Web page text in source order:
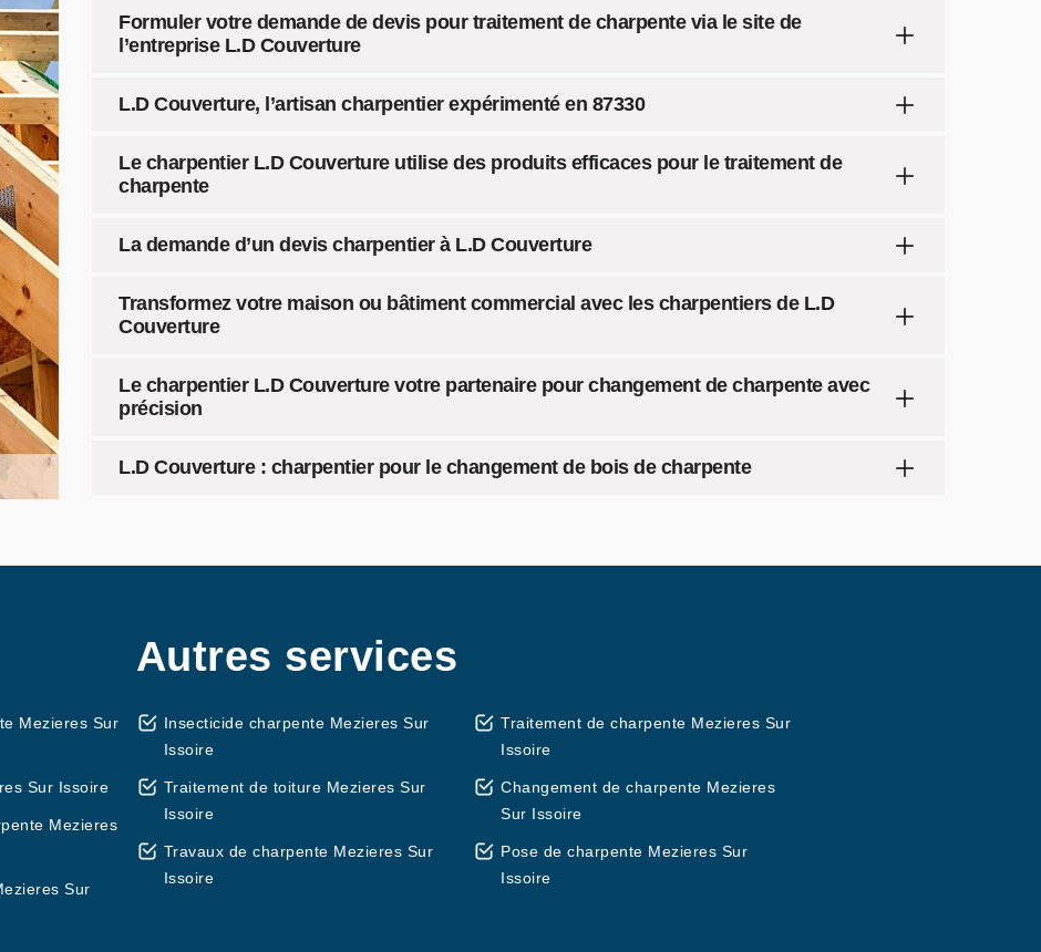
Formuler votre demande de devis pour traitement de charpente via le site de
l’entreprise L.D Couverture
L.D Couverture, l’artisan charpentier expérimenté en 87330
Le charpentier L.D Couverture utilise des produits efficaces pour le traitement de
charpente
La demande d’un devis charpentier à L.D Couverture
Transformez votre maison ou bâtiment commercial avec les charpentiers de L.D
Couverture
Le charpentier L.D Couverture votre partenaire pour changement de charpente avec
précision
L.D Couverture : charpentier pour le changement de bois de charpente
Autres services
Mezieres Sur
Sur Issoire
Mezieres
Sur
Insecticide charpente Mezieres Sur
Issoire
Traitement de toiture Mezieres Sur
Issoire
Travaux de charpente Mezieres Sur
Issoire
Traitement de charpente Mezieres Sur
Issoire
Changement de charpente Mezieres
Sur Issoire
Pose de charpente Mezieres Sur
Issoire